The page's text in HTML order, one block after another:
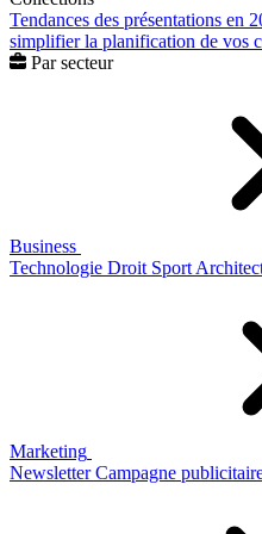
Tendances des présentations en
simplifier la planification de vos
Par secteur
Business
Technologie Droit Sport
Marketing
Newsletter Campagne